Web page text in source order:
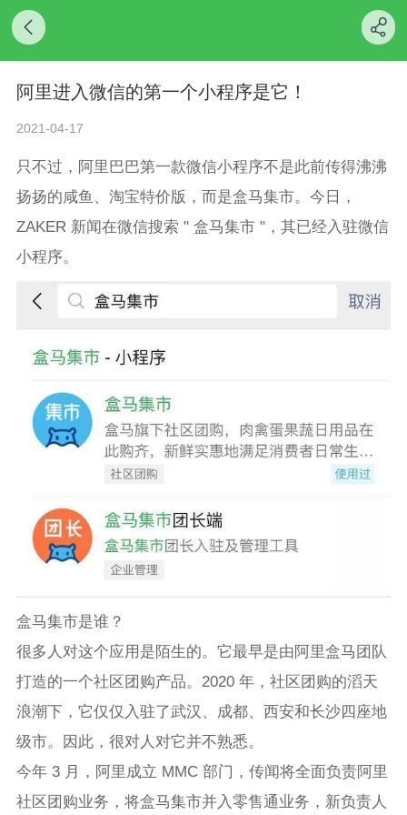
阿里进入微信的第一个小程序是它！
2021-04-17
只不过，阿里巴巴第一款微信小程序不是此前传得沸沸
扬扬的咸鱼、淘宝特价版，而是盒马集市。今日，
ZAKER 新闻在微信搜索 " 盒马集市 "，其已经入驻微信
小程序。
盒马集市是谁？
很多人对这个应用是陌生的。它最早是由阿里盒马团队
打造的一个社区团购产品。2020 年，社区团购的滔天
浪潮下，它仅仅入驻了武汉、成都、西安和长沙四座地
级市。因此，很对人对它并不熟悉。
今年 3 月，阿里成立 MMC 部门，传闻将全面负责阿里
社区团购业务，将盒马集市并入零售通业务，新负责人